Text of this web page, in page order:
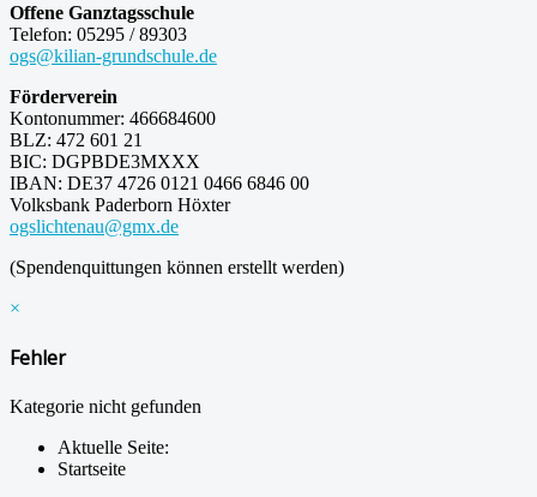
Offene Ganztagsschule
Telefon: 05295 / 89303
ogs@kilian-grundschule.de
Förderverein
Kontonummer: 466684600
BLZ: 472 601 21
BIC: DGPBDE3MXXX
IBAN: DE37 4726 0121 0466 6846 00
Volksbank Paderborn Höxter
ogslichtenau@gmx.de
(Spendenquittungen können erstellt werden)
×
Fehler
Kategorie nicht gefunden
Aktuelle Seite:
Startseite